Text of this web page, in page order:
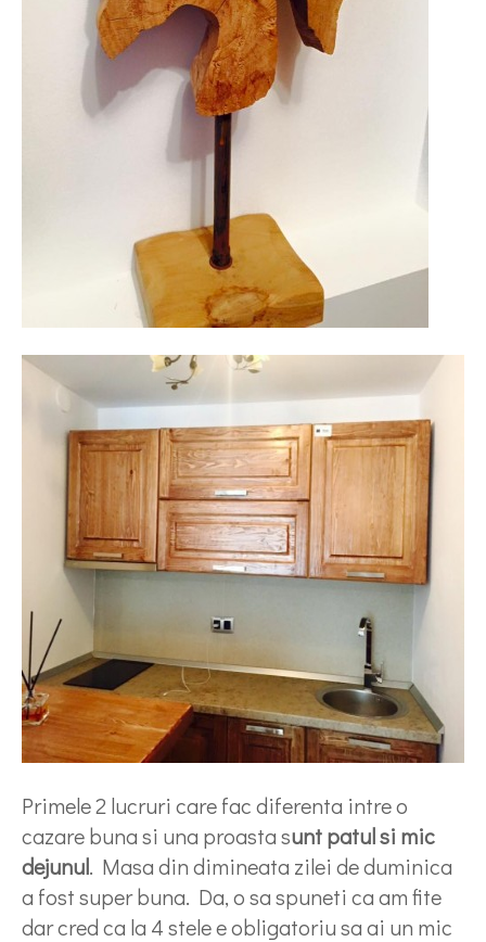
Primele 2 lucruri care fac diferenta intre o
cazare buna si una proasta sunt patul si mic
dejunul. Masa din dimineata zilei de duminica
a fost super buna. Da, o sa spuneti ca am fite
dar cred ca la 4 stele e obligatoriu sa ai un mic